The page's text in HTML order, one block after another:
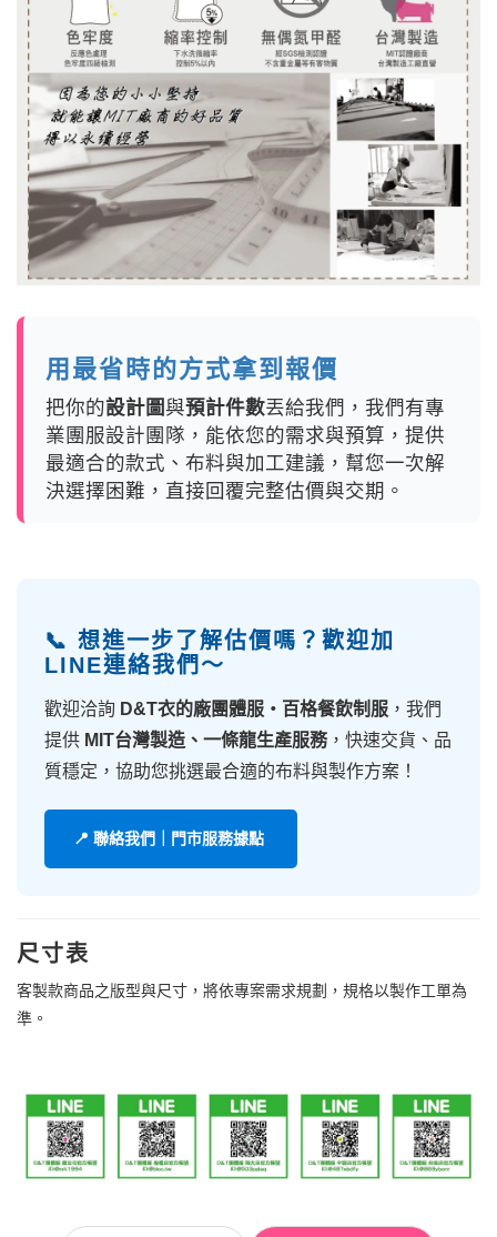
用最省時的方式拿到報價
把你的設計圖與預計件數丟給我們，我們有專
業團服設計團隊，能依您的需求與預算，提供
最適合的款式、布料與加工建議，幫您一次解
決選擇困難，直接回覆完整估價與交期。
📞 想進一步了解估價嗎？歡迎加
LINE連絡我們～
歡迎洽詢 D&T衣的廠團體服・百格餐飲制服 ，我們
提供 MIT台灣製造、一條龍生產服務，快速交貨、品
質穩定，協助您挑選最合適的布料與製作方案！
📍 聯絡我們｜門市服務據點
尺寸表
客製款商品之版型與尺寸，將依專案需求規劃，規格以製作工單為
準。